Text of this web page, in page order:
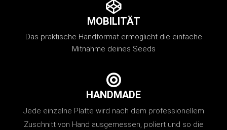
MOBILITÄT
Das praktische Handformat ermöglicht die einfache
Mitnahme deines Seeds
HANDMADE
Jede einzelne Platte wird nach dem professionellem
Zuschnitt von Hand ausgemessen, poliert und so die